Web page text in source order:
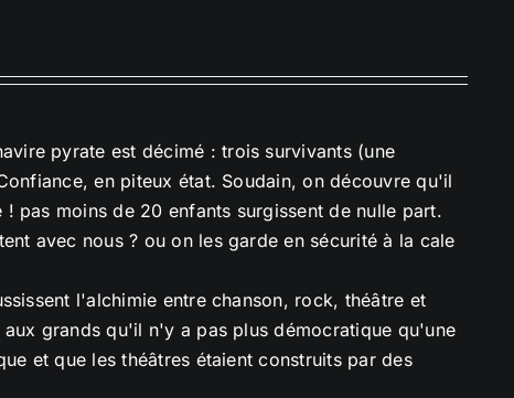
pyrate est décimé : trois survivants (une
en piteux état. Soudain, on découvre qu'il
pas moins de 20 enfants surgissent de nulle part.
avec nous ? ou on les garde en sécurité à la cale
l'alchimie entre chanson, rock, théâtre et
grands qu'il n'y a pas plus démocratique qu'une
et que les théâtres étaient construits par des